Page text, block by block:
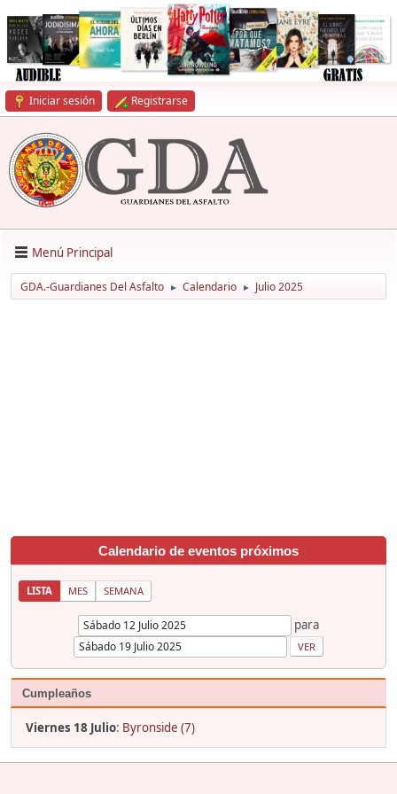
Iniciar sesión Registrarse
Menú Principal
GDA.-Guardianes Del Asfalto ► Calendario ► Julio 2025
Calendario de eventos próximos
LISTA MES SEMANA
para
Cumpleaños
Viernes 18 Julio: Byronside (7)